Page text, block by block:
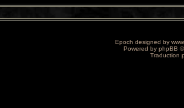
Epoch designed by
Powered by phpBB
Traduction